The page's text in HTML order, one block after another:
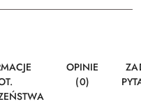
OPINIE
(0)